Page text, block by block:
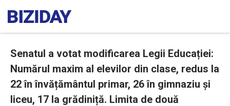
Senatul a votat modificarea Legii Educației:
Numărul maxim al elevilor din clase, redus la
22 în învățământul primar, 26 în gimnaziu și
liceu, 17 la grădiniță. Limita de două